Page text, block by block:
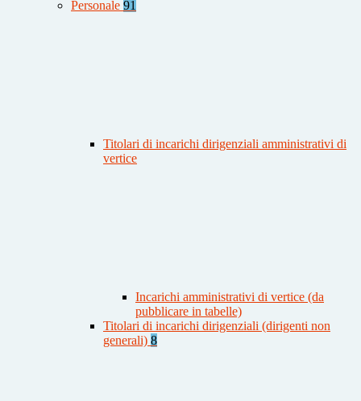
Personale 91
Titolari di incarichi dirigenziali amministrativi di
vertice
Incarichi amministrativi di vertice (da
pubblicare in tabelle)
Titolari di incarichi dirigenziali (dirigenti non
generali) 8